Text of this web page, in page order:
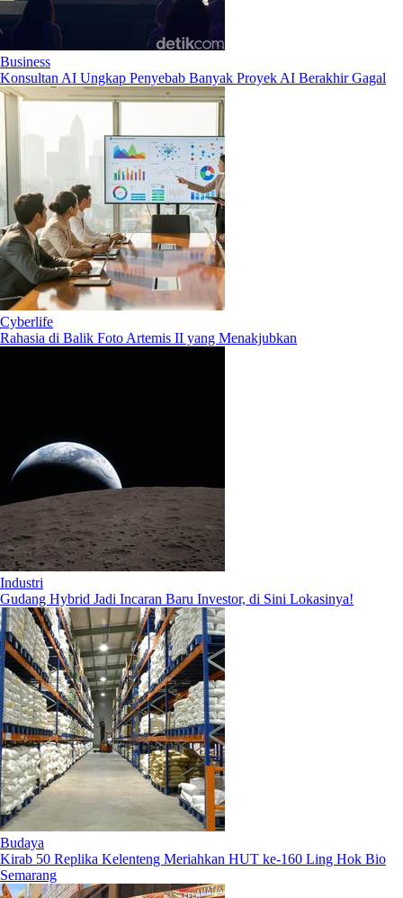
Business
Konsultan AI Ungkap Penyebab Banyak Proyek AI Berakhir Gagal
Cyberlife
Rahasia di Balik Foto Artemis II yang Menakjubkan
Industri
Gudang Hybrid Jadi Incaran Baru Investor, di Sini Lokasinya!
Budaya
Kirab 50 Replika Kelenteng Meriahkan HUT ke-160 Ling Hok Bio
Semarang